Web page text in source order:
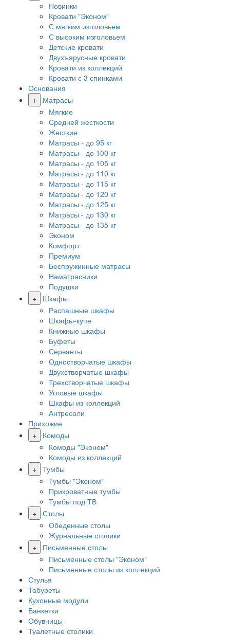
Новинки
Кровати "Эконом"
С мягким изголовьем
С высоким изголовьем
Детские кровати
Двухъярусные кровати
Кровати из коллекций
Кровати с 3 спинками
Основания
+
Матрасы
Мягкие
Средней жесткости
Жесткие
Матрасы - до 95 кг
Матрасы - до 100 кг
Матрасы - до 105 кг
Матрасы - до 110 кг
Матрасы - до 115 кг
Матрасы - до 120 кг
Матрасы - до 125 кг
Матрасы - до 130 кг
Матрасы - до 135 кг
Эконом
Комфорт
Премиум
Беспружинные матрасы
Наматрасники
Подушки
+
Шкафы
Распашные шкафы
Шкафы-купе
Книжные шкафы
Буфеты
Серванты
Одностворчатые шкафы
Двухстворчатые шкафы
Трехстворчатые шкафы
Угловые шкафы
Шкафы из коллекций
Антресоли
Прихожие
+
Комоды
Комоды "Эконом"
Комоды из коллекций
+ Тумбы
Тумбы "Эконом"
Прикроватные тумбы
Тумбы под ТВ
+ Столы
Обеденные столы
Журнальные столики
+
Письменные столы
Письменные столы "Эконом"
Письменные столы из коллекций
Стулья
Табуреты
Кухонные модули
Банкетки
Обувницы
Туалетные столики